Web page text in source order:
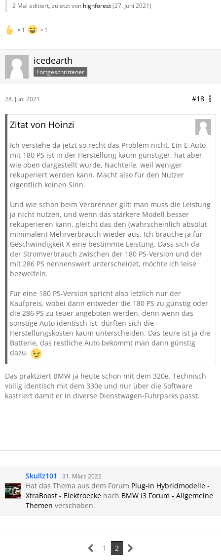
2 Mal editiert, zuletzt von highforest(27. Juni 2021)
1 1
icedearth
Fortgeschrittener
28. Juni 2021 #18
Zitat von Hoinzi
Ich verstehe da jetzt so recht das Problem nicht. Ein E-Auto
mit 180 PS ist in der Herstellung kaum günstiger, hat aber,
wie oben dargestellt wurde, Nachteile, weil weniger
rekuperiert werden kann. Macht also für den Nutzer
eigentlich keinen Sinn.
Und wie schon beim Verbrenner gilt: man muss die Leistung
ja nicht nutzen, und wenn das stärkere Modell besser
rekuperieren kann, gleicht das den (wahrscheinlich absolut
minimalen) Mehrverbrauch wieder aus. Ich brauche ja für
Geschwindigkeit X eine bestimmte Leistung. Dass sich da
der Stromverbrauch zwischen der 180 PS-Version und der
mit 286 PS nennenswert unterscheidet, möchte ich leise
bezweifeln.
Für eine 180 PS-Version spricht also letzlich nur der
Kaufpreis, wobei dann entweder die 180 PS zu günstig oder
die 286 PS zu teuer angeboten werden, denn wenn das
sonstige Auto identisch ist, dürften sich die
Herstellungskosten kaum unterscheiden. Das teure ist ja die
Batterie, das restliche Auto bekommt man dann günstig
dazu.
Das praktziert BMW ja heute schon mit dem 320e. Technisch
völlig identisch mit dem 330e und nur über die Software
kastriert damit er in diverse Dienstwagen-Fuhrparks passt.
Skullz101 31. März 2022
Hat das Thema aus dem Forum Plug-in Hybridmodelle -
XtraBoost - Elektroecke nach BMW i3 Forum - Allgemeine
Themen verschoben.
1 2